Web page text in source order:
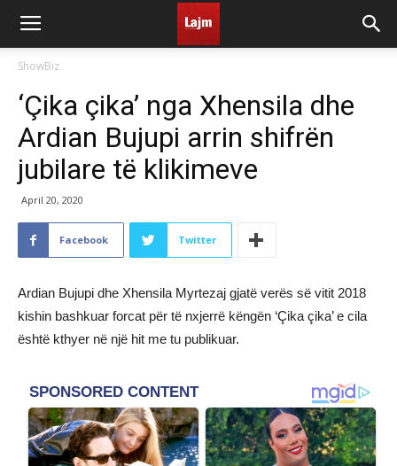
ShowBiz
‘Çika çika’ nga Xhensila dhe
Ardian Bujupi arrin shifrën
jubilare të klikimeve
April 20, 2020
Facebook Twitter
Ardian Bujupi dhe Xhensila Myrtezaj gjatë verës së vitit 2018
kishin bashkuar forcat për të nxjerrë këngën ‘Çika çika’ e cila
është kthyer në një hit me tu publikuar.